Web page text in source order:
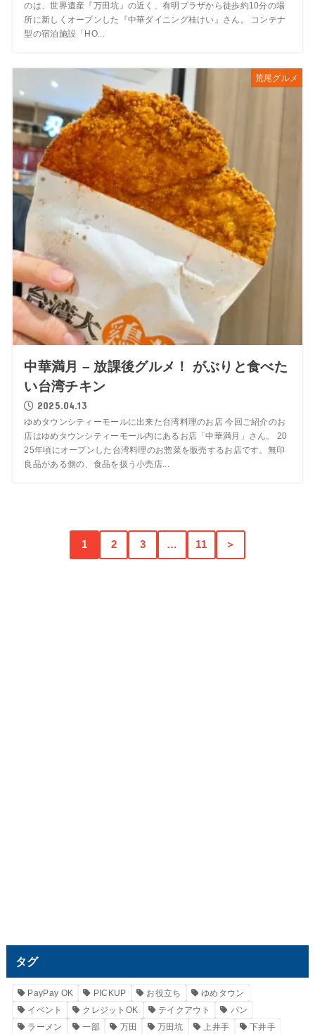
のは、世界遺産『万田坑』の近く、有明プラザから徒歩約10分の場
所に新しくオープンした『中華ダイニング桂けい』さん。 コンテナ
型の宿泊施設「HO...
荒尾グルメ
中華満月 – 放課後グルメ！ がぶりと食べた
い台湾チキン
2025.04.13
ゆめタウンシティーモールに出来た台湾料理のお店 今回ご紹介のお
店はゆめタウンシティーモール内にあるお店「中華満月」さん。 20
25年頃にオープンした台湾料理のお惣菜を販売するお店です。無印
良品がある側の、食品を扱う小売店...
1 2 3 … 11 ＞
タグ
PayPay OK PICKUP お役立ち
ゆめタウン
イベント
クレジットOK テイクアウト
パン
ラーメン
一部 万田 万田坑 上井手 下井手